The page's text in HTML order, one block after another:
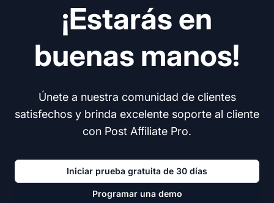
¡Estarás en
buenas manos!
Únete a nuestra comunidad de clientes
satisfechos y brinda excelente soporte al cliente
con Post Affiliate Pro.
Iniciar prueba gratuita de 30 días
Programar una demo